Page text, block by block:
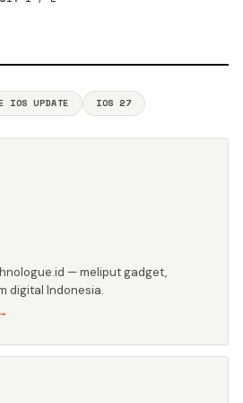
IOS UPDATE IOS 27
— meliput gadget,
digital Indonesia.